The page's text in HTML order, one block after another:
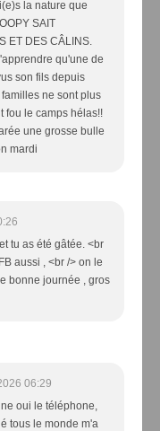
la nature que
SAIT
ET DES CÂLINS.
qu'une de
son fils depuis
ne sont plus
fou le camps hélas!!
une grosse bulle
mardi
tu as été gâtée. <br
aussi , <br /> on le
bonne journée , gros
06:29
oui le téléphone,
tous le monde m'a